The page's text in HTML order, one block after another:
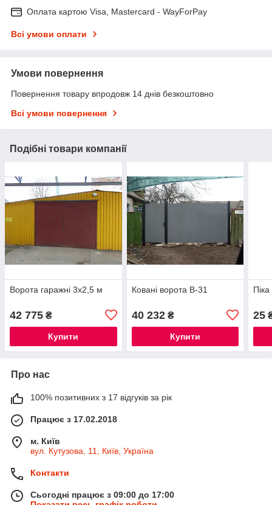
Оплата картою Visa, Mastercard - WayForPay
Всі умови оплати
Умови повернення
Повернення товару впродовж 14 днів безкоштовно
Всі умови повернення
Подібні товари компанії
Ворота гаражні 3х2,5 м
42 775 ₴
Купити
Ковані ворота В-31
40 232₴
Купити
25
Про нас
100% позитивних з 17 відгуків за рік
Працює з 17.02.2018
м. Київ
вул. Кутузова, 11, Київ, Україна
Контакти
Сьогодні працює з 09:00 до 17:00